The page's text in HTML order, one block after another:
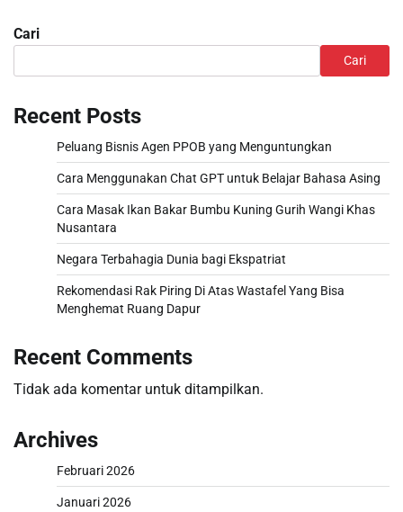
Cari
Cari
Recent Posts
Peluang Bisnis Agen PPOB yang Menguntungkan
Cara Menggunakan Chat GPT untuk Belajar Bahasa Asing
Cara Masak Ikan Bakar Bumbu Kuning Gurih Wangi Khas
Nusantara
Negara Terbahagia Dunia bagi Ekspatriat
Rekomendasi Rak Piring Di Atas Wastafel Yang Bisa
Menghemat Ruang Dapur
Recent Comments
Tidak ada komentar untuk ditampilkan.
Archives
Februari 2026
Januari 2026